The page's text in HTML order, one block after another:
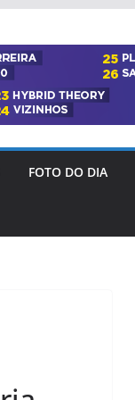
FOTO DO DIA